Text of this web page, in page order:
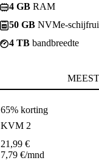
4 GB RAM
50 GB NVMe-
4 TB bandbreedte
65% korting
KVM 2
21,99 €
7,79 €/mnd